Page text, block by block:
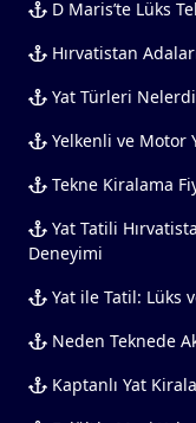
D Maris’te Lüks
Hırvatistan
Yat Türleri
Yelkenli ve Motor
Tekne Kiralama
Yat Tatili
Deneyimi
Yat ile Tatil: Lüks
Neden Teknede
Kaptanlı Yat